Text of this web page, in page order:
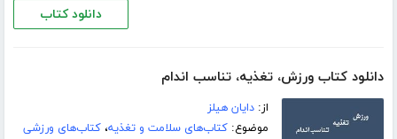
دانلود کتاب
دانلود کتاب ورزش، تغذیه، تناسب اندام
از:دایان هیلز
موضوع:کتاب‌های سلامت و تغذیه،کتاب‌های ورزشی